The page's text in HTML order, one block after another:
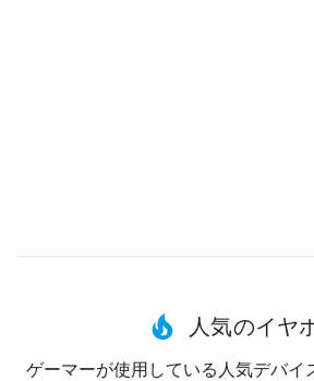
人気のイヤ
ゲーマーが使用している人気デバイ